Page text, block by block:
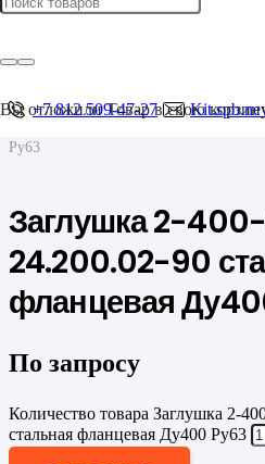
+7 812 509-47-27
Вы отложилиТоварв свою
Главная
/
Ру63
Заглушка 2-
24.200.02-90
фланцевая
По запросу
Количество товара Заглушка 2-
стальная фланцевая Ду400 Ру63